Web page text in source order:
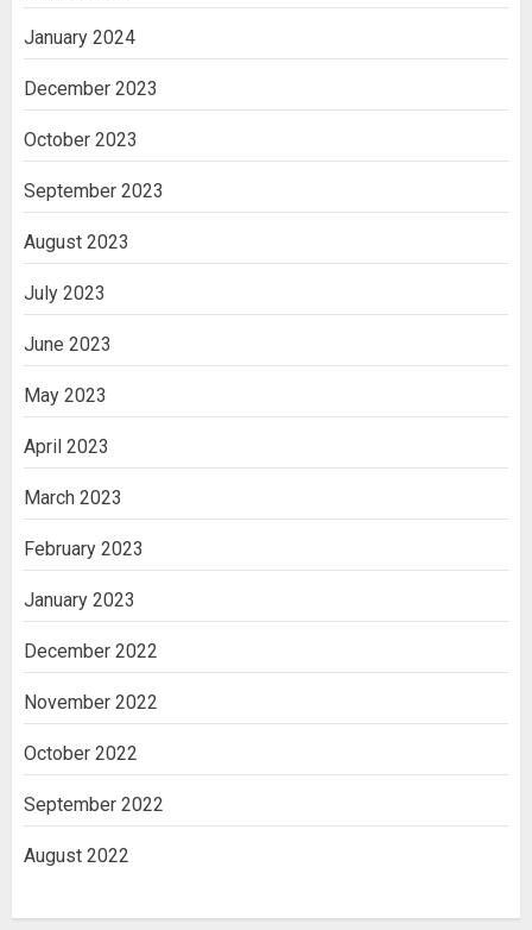
January 2024
December 2023
October 2023
September 2023
August 2023
July 2023
June 2023
May 2023
April 2023
March 2023
February 2023
January 2023
December 2022
November 2022
October 2022
September 2022
August 2022